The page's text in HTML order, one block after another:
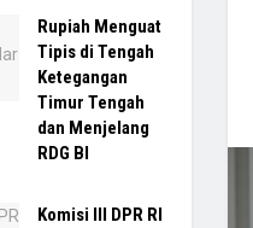
Rupiah Menguat
Tipis di Tengah
Ketegangan
Timur Tengah
dan Menjelang
RDG BI
Komisi III DPR RI